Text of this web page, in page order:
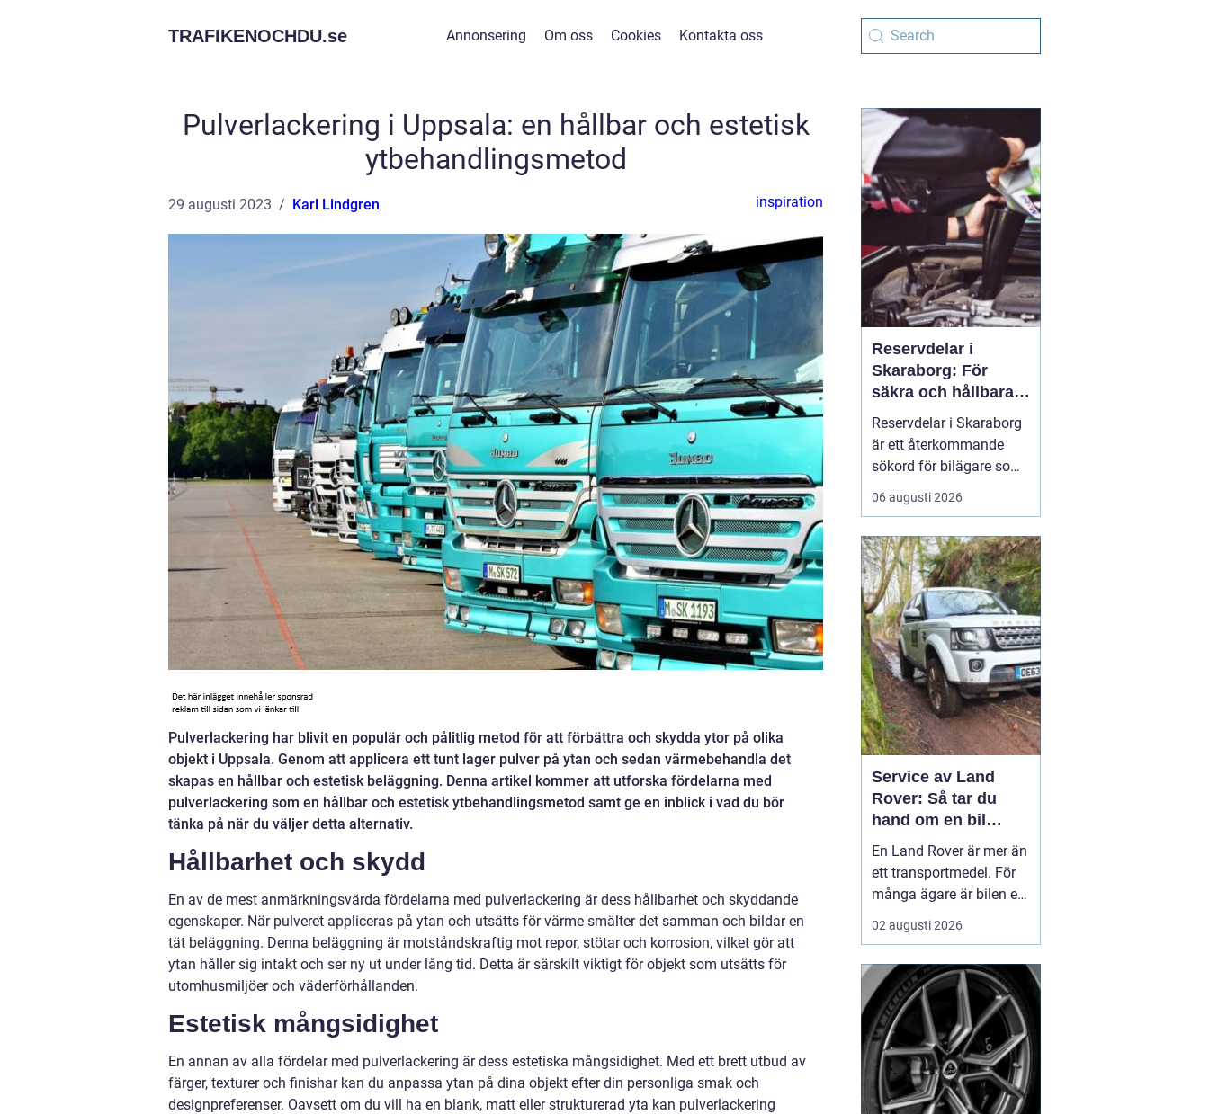
TRAFIKENOCHDU.se Annonsering Om oss Cookies Kontakta oss
Pulverlackering i Uppsala: en hållbar och estetisk
ytbehandlingsmetod
29 augusti 2023 Karl Lindgren inspiration
Pulverlackering har blivit en populär och pålitlig metod för att förbättra och skydda ytor på olika
objekt i Uppsala. Genom att applicera ett tunt lager pulver på ytan och sedan värmebehandla det
skapas en hållbar och estetisk beläggning. Denna artikel kommer att utforska fördelarna med
pulverlackering som en hållbar och estetisk ytbehandlingsmetod samt ge en inblick i vad du bör
tänka på när du väljer detta alternativ.
Hållbarhet och skydd
En av de mest anmärkningsvärda fördelarna med pulverlackering är dess hållbarhet och skyddande
egenskaper. När pulveret appliceras på ytan och utsätts för värme smälter det samman och bildar en
tät beläggning. Denna beläggning är motståndskraftig mot repor, stötar och korrosion, vilket gör att
ytan håller sig intakt och ser ny ut under lång tid. Detta är särskilt viktigt för objekt som utsätts för
utomhusmiljöer och väderförhållanden.
Estetisk mångsidighet
En annan av alla fördelar med pulverlackering är dess estetiska mångsidighet. Med ett brett utbud av
färger, texturer och finishar kan du anpassa ytan på dina objekt efter din personliga smak och
designpreferenser. Oavsett om du vill ha en blank, matt eller strukturerad yta kan pulverlackering
Reservdelar i
Skaraborg: För
säkra och hållbara
bilar
Reservdelar i Skaraborg
är ett återkommande
sökord för bilägare som
vill hålla bilen i gott
skick utan att betala
regionen vänder sig till
lokala specialister som
bvs.nu när...
06 augusti 2026
Service av Land
Rover: Så tar du
hand om en bil
byggd för tuffa
uppdrag
En Land Rover är mer än
ett transportmedel. För
många ägare är bilen ett
arbetsredskap, ett
fritidsprojekt och en del
spelar service en
avgörande roll. Rätt
skött kan...
02 augusti 2026